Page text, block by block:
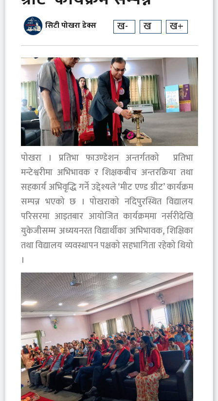
सिटी पोखरा डेक्स ख- ख ख+
‎पोखरा । प्रतिभा फाउण्डेशन अन्तर्गतको प्रतिभा
मन्टेश्वरीमा अभिभावक र शिक्षकबीच अन्तरक्रिया तथा
सहकार्य अभिवृद्धि गर्ने उद्देश्यले ‘मीट एण्ड ग्रीट’ कार्यक्रम
सम्पन्न भएको छ । पोखराको नदिपुरस्थित विद्यालय
परिसरमा आइतबार आयोजित कार्यक्रममा नर्सरीदेखि
युकेजीसम्म अध्ययनरत विद्यार्थीका अभिभावक, शिक्षिका
तथा विद्यालय व्यवस्थापन पक्षको सहभागिता रहेको थियो
।